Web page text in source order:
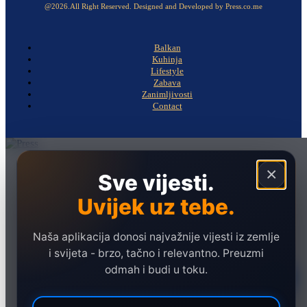
@2026.All Right Reserved. Designed and Developed by Press.co.me
Balkan
Kuhinja
Lifestyle
Zabava
Zanimljivosti
Contact
×
Sve vijesti.
Uvijek uz tebe.
Naša aplikacija donosi najvažnije vijesti iz zemlje
i svijeta - brzo, tačno i relevantno. Preuzmi
odmah i budi u toku.
Ekonomija